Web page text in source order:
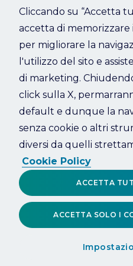
Cliccando su “Accetta
accetta di memorizzare
per migliorare la
l'utilizzo del sito e
di marketing.
click sulla X,
default e dunque la
senza cookie o altri
diversi da quelli
Cookie Policy
ACCETTA SOLO I
ACCETTA